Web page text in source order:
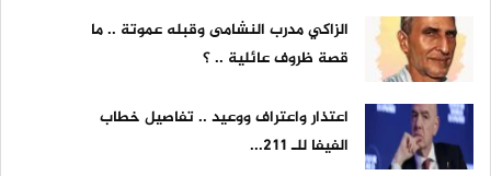
الزاكي مدرب النشامى وقبله عموتة .. ما
قصة ظروف عائلية .. ؟
اعتذار واعتراف ووعيد .. تفاصيل خطاب
الفيفا للـ 211...